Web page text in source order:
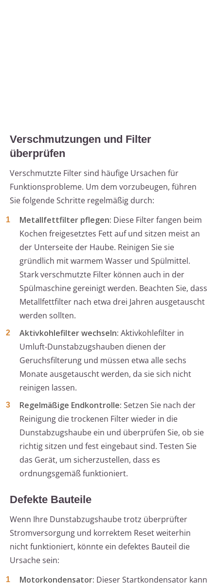
Verschmutzungen und Filter
überprüfen
Verschmutzte Filter sind häufige Ursachen für
Funktionsprobleme. Um dem vorzubeugen, führen
Sie folgende Schritte regelmäßig durch:
Metallfettfilter pflegen: Diese Filter fangen beim
Kochen freigesetztes Fett auf und sitzen meist an
der Unterseite der Haube. Reinigen Sie sie
gründlich mit warmem Wasser und Spülmittel.
Stark verschmutzte Filter können auch in der
Spülmaschine gereinigt werden. Beachten Sie, dass
Metallfettfilter nach etwa drei Jahren ausgetauscht
werden sollten.
Aktivkohlefilter wechseln: Aktivkohlefilter in
Umluft-Dunstabzugshauben dienen der
Geruchsfilterung und müssen etwa alle sechs
Monate ausgetauscht werden, da sie sich nicht
reinigen lassen.
Regelmäßige Endkontrolle: Setzen Sie nach der
Reinigung die trockenen Filter wieder in die
Dunstabzugshaube ein und überprüfen Sie, ob sie
richtig sitzen und fest eingebaut sind. Testen Sie
das Gerät, um sicherzustellen, dass es
ordnungsgemäß funktioniert.
Defekte Bauteile
Wenn Ihre Dunstabzugshaube trotz überprüfter
Stromversorgung und korrektem Reset weiterhin
nicht funktioniert, könnte ein defektes Bauteil die
Ursache sein:
Motorkondensator: Dieser Startkondensator kann